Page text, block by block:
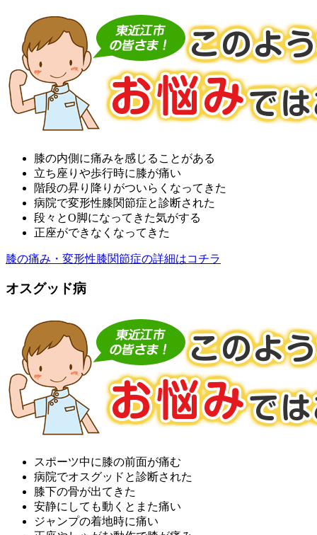
膝の内側に痛みを感じることがある
立ち座りや歩行時に膝が痛い
階段の昇り降りがついらくなってきた
病院で変形性膝関節症と診断された
段々とO脚になってきた気がする
正座ができなくなってきた
膝の痛み・変形性膝関節症の詳細はコチラ
オスグッド病
スポーツ中に膝の前面が痛む
病院でオスグッドと診断された
膝下の骨が出てきた
安静にしても動くとまた痛い
ジャンプの着地時に痛い